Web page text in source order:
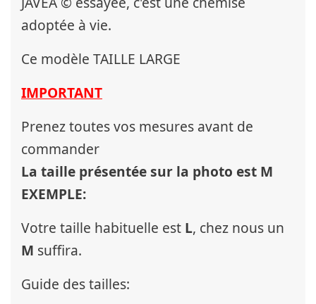
adoptée à vie.
Ce modèle TAILLE LARGE
IMPORTANT
Prenez toutes vos mesures avant de
commander
La taille présentée sur la photo est M
EXEMPLE:
Votre taille habituelle est L, chez nous un
M suffira.
Guide des tailles: